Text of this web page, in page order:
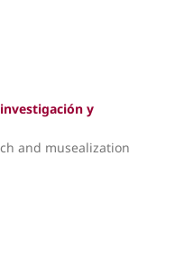
y
and musealization